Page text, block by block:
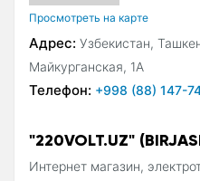
Просмотреть на карте
Адрес: Узбекистан,
Майкурганская, 1А
Телефон: +998 (88) 147-
"220VOLT.UZ"
Интернет магазин,